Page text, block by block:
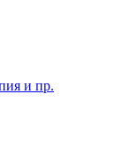
и пр.